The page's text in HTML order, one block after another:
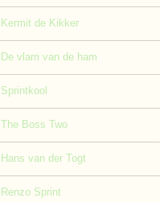
Kermit de Kikker
De vlam van de ham
Sprintkool
The Boss Two
Hans van der Togt
Renzo Sprint